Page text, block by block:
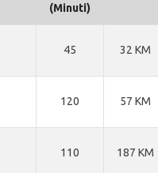
(Minuti)
45 32 KM
120 57 KM
110 187 KM